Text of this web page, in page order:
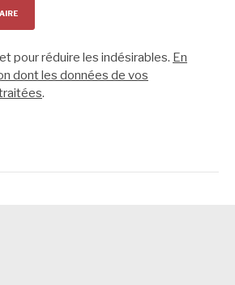
pour réduire les indésirables. En
dont les données de vos
.